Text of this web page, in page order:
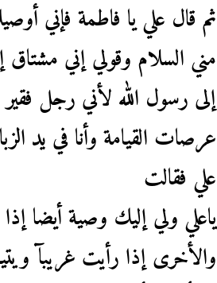
ثم قال علي يا فاطمة فإني
مني السلام وقولي إني
إلى رسول الله لأني رجل
عرصات القيامة وأنا في يد
علي فقالت
ياعلي ولي إليك وصية أيضا
والأخرى إذا رأيت غريبآ